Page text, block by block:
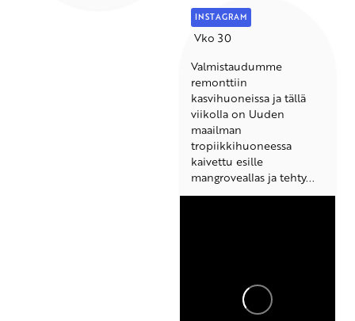
️ Vko 30
Valmistaudumme
remonttiin
kasvihuoneissa ja tällä
viikolla on Uuden
maailman
tropiikkihuoneessa
kaivettu esille
mangroveallas ja tehty...
INSTAGRAM